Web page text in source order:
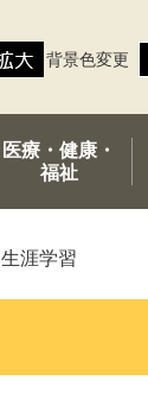
背景色変更
医療・健康・
福祉
生涯学習